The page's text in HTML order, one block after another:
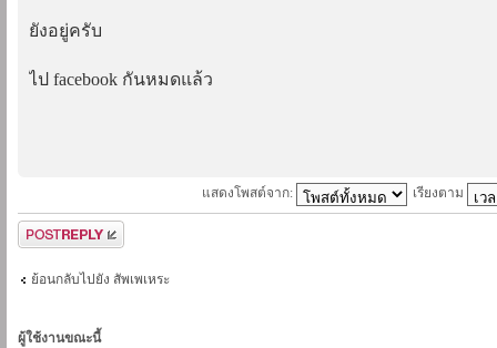
ยังอยู่ครับ
ไป facebook กันหมดแล้ว
แสดงโพสต์จาก: เรียงตาม
ตอบกระทู้
ย้อนกลับไปยัง สัพเพเหระ
ผู้ใช้งานขณะนี้